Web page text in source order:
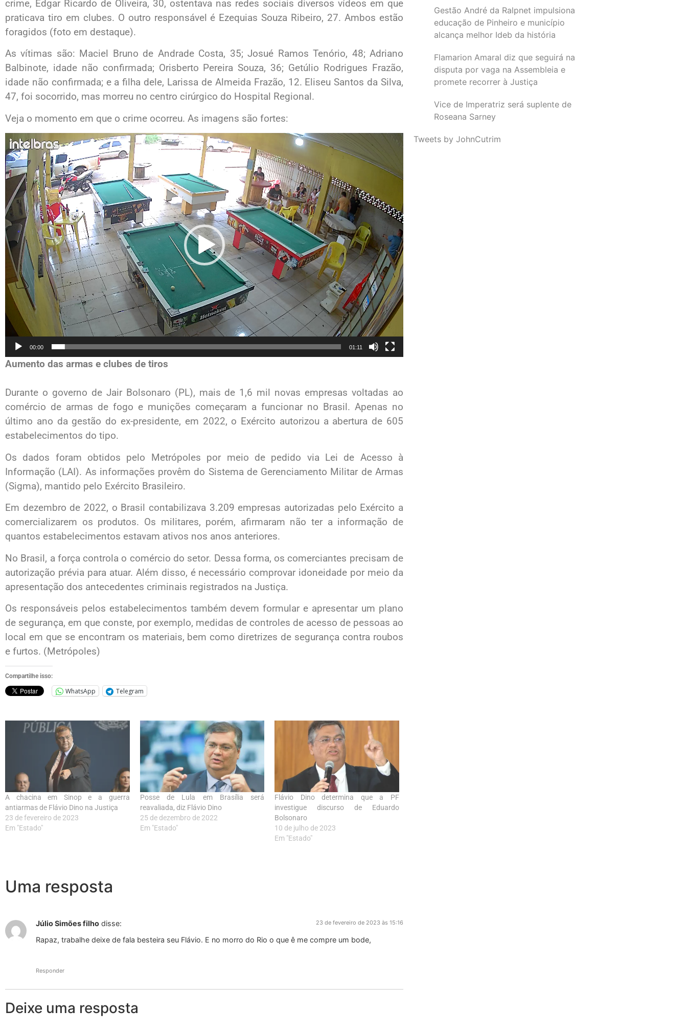
crime, Edgar Ricardo de Oliveira, 30, ostentava nas redes sociais diversos vídeos em que
praticava tiro em clubes. O outro responsável é Ezequias Souza Ribeiro, 27. Ambos estão
foragidos (foto em destaque).
As vítimas são: Maciel Bruno de Andrade Costa, 35; Josué Ramos Tenório, 48; Adriano
Balbinote, idade não confirmada; Orisberto Pereira Souza, 36; Getúlio Rodrigues Frazão,
idade não confirmada; e a filha dele, Larissa de Almeida Frazão, 12. Eliseu Santos da Silva,
47, foi socorrido, mas morreu no centro cirúrgico do Hospital Regional.
Veja o momento em que o crime ocorreu. As imagens são fortes:
Tocador
de
vídeo
00:00 01:11
Aumento das armas e clubes de tiros
Durante o governo de Jair Bolsonaro (PL), mais de 1,6 mil novas empresas voltadas ao
comércio de armas de fogo e munições começaram a funcionar no Brasil. Apenas no
último ano da gestão do ex-presidente, em 2022, o Exército autorizou a abertura de 605
estabelecimentos do tipo.
Os dados foram obtidos pelo Metrópoles por meio de pedido via Lei de Acesso à
Informação (LAI). As informações provêm do Sistema de Gerenciamento Militar de Armas
(Sigma), mantido pelo Exército Brasileiro.
Em dezembro de 2022, o Brasil contabilizava 3.209 empresas autorizadas pelo Exército a
comercializarem os produtos. Os militares, porém, afirmaram não ter a informação de
quantos estabelecimentos estavam ativos nos anos anteriores.
No Brasil, a força controla o comércio do setor. Dessa forma, os comerciantes precisam de
autorização prévia para atuar. Além disso, é necessário comprovar idoneidade por meio da
apresentação dos antecedentes criminais registrados na Justiça.
Os responsáveis pelos estabelecimentos também devem formular e apresentar um plano
de segurança, em que conste, por exemplo, medidas de controles de acesso de pessoas ao
local em que se encontram os materiais, bem como diretrizes de segurança contra roubos
e furtos. (Metrópoles)
Compartilhe isso:
WhatsApp Telegram
A chacina em Sinop e a guerra
antiarmas de Flávio Dino na Justiça
23 de fevereiro de 2023
Em "Estado"
Posse de Lula em Brasília será
reavaliada, diz Flávio Dino
25 de dezembro de 2022
Em "Estado"
Flávio Dino determina que a PF
investigue discurso de Eduardo
Bolsonaro
10 de julho de 2023
Em "Estado"
Uma resposta
Júlio Simões filho disse: 23 de fevereiro de 2023 às 15:16
Rapaz, trabalhe deixe de fala besteira seu Flávio. E no morro do Rio o que ê me compre um bode,
Responder
Deixe uma resposta
Gestão André da Ralpnet impulsiona
educação de Pinheiro e município
alcança melhor Ideb da história
Flamarion Amaral diz que seguirá na
disputa por vaga na Assembleia e
promete recorrer à Justiça
Vice de Imperatriz será suplente de
Roseana Sarney
Tweets by JohnCutrim